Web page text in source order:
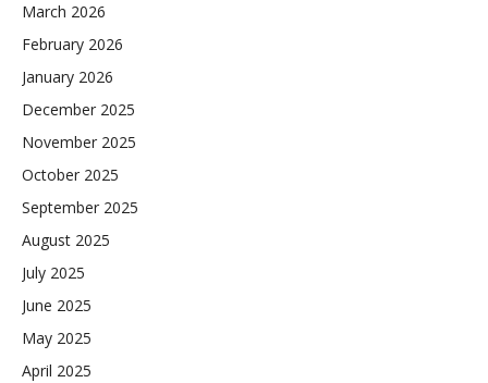
March 2026
February 2026
January 2026
December 2025
November 2025
October 2025
September 2025
August 2025
July 2025
June 2025
May 2025
April 2025